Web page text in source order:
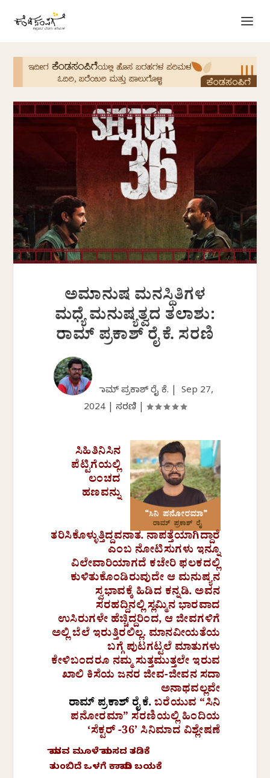
ಅಮಾನುಷ ಮನಸ್ಥಿತಿಗಳ
ಮಧ್ಯೆ ಮನುಷ್ಯತ್ವದ ತಲಾಶು:
ರಾಮ್ ಪ್ರಕಾಶ್ ರೈ ಕೆ. ಸರಣಿ
ರಾಮ್ ಪ್ರಕಾಶ್ ರೈ ಕೆ. | Sep 27,
2024
ಸರಣಿ
ಸಿಹಿತಿನಿಸಿನ
ಪೆಟ್ಟಿಗೆಯಲ್ಲಿ
ಲಂಚದ
ಹಣವನ್ನು
ತರಿಸಿಕೊಳ್ಳುತ್ತಿದ್ದವನಾತ. ನಾಪತ್ತೆಯಾಗಿದ್ದಾರೆ
ಎಂಬ ನೋಟಿಸುಗಳು ಇನ್ನೂ
ವಿಲೇವಾರಿಯಾಗದೆ ಕಚೇರಿ ಫಲಕದಲ್ಲಿ
ಕುಳಿತುಕೊಂಡಿರುವುದೇ ಆ ಮನುಷ್ಯನ
ಸ್ವಭಾವಕ್ಕೆ ಹಿಡಿದ ಕನ್ನಡಿ. ಅವನ
ಸರಹದ್ದಿನಲ್ಲಿ ಸ್ಲಮ್ಮಿನ ಭಾರವಾದ
ಉಸಿರುಗಳೇ ಹೆಚ್ಚಿದ್ದರಿಂದ, ಆ ಜೀವಗಳಿಗೆ
ಅಲ್ಲಿ ಬೆಲೆ ಇರುತ್ತಿರಲಿಲ್ಲ. ಮಾನವೀಯತೆಯ
ಬಗ್ಗೆ ಪುಟಗಟ್ಟಲೆ ಮಾತುಗಳು
ಕೇಳಿಬಂದರೂ ನಮ್ಮ ಸುತ್ತಮುತ್ತಲೇ ಇರುವ
ಖಾಲಿ ಕಿಸೆಯ ಜನರ ಜೀವ-ಜೀವನ ಸದಾ
ಅನಾಥವಲ್ಲವೇ
ರಾಮ್ ಪ್ರಕಾಶ್ ರೈ ಕೆ.ಬರೆಯುವ “ಸಿನಿ
ಪನೋರಮಾ” ಸರಣಿಯಲ್ಲಿ ಹಿಂದಿಯ
‘ಸೆಕ್ಟರ್ -36’ ಸಿನಿಮಾದ ವಿಶ್ಲೇಷಣೆ
ಮಾನವ ಮೂಳೆ ಮಾಂಸದ ತಡಿಕೆ
ತುಂಬಿದೆ ಒಳಗೆ ಕಾಮಾದಿ ಬಯಕೆ